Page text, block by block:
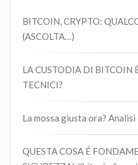
BITCOIN, CRYPTO:
(ASCOLTA…)
LA CUSTODIA DI BITCOIN
TECNICI?
La mossa giusta ora?
QUESTA COSA É